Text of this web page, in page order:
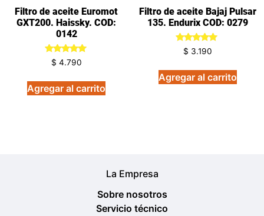
Filtro de aceite Euromot
GXT200. Haissky. COD:
0142
Valorado
en
de 5
$ 4.790
Agregar al carrito
Filtro de aceite Bajaj Pulsar
135. Endurix COD: 0279
Valorado
en
de 5
$ 3.190
Agregar al carrito
La Empresa
Sobre nosotros
Servicio técnico